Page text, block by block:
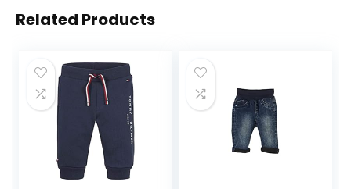
Related Products